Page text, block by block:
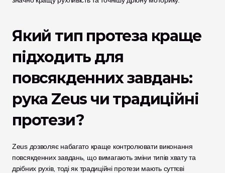
Який тип протеза краще
підходить для
повсякденних завдань:
рука Zeus чи традиційні
протези?
Zeus дозволяє набагато краще контролювати виконання
повсякденних завдань, що вимагають зміни типів хвату та
дрібних рухів, тоді як традиційні протези мають суттєві